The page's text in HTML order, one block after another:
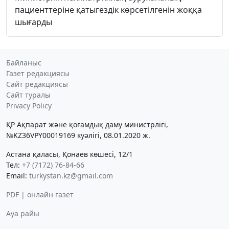
пациенттеріне қатыгездік көрсетілгенін жоққа
шығарды
Байланыс
Газет редакциясы
Сайт редакциясы
Сайт туралы
Privacy Policy
ҚР Ақпарат және қоғамдық даму министрлігі,
№KZ36VPY00019169 куәлігі, 08.01.2020 ж.
Астана қаласы, Қонаев көшесі, 12/1
Тел: +7 (7172) 76-84-66
Email: turkystan.kz@gmail.com
PDF | онлайн газет
Ауа райы